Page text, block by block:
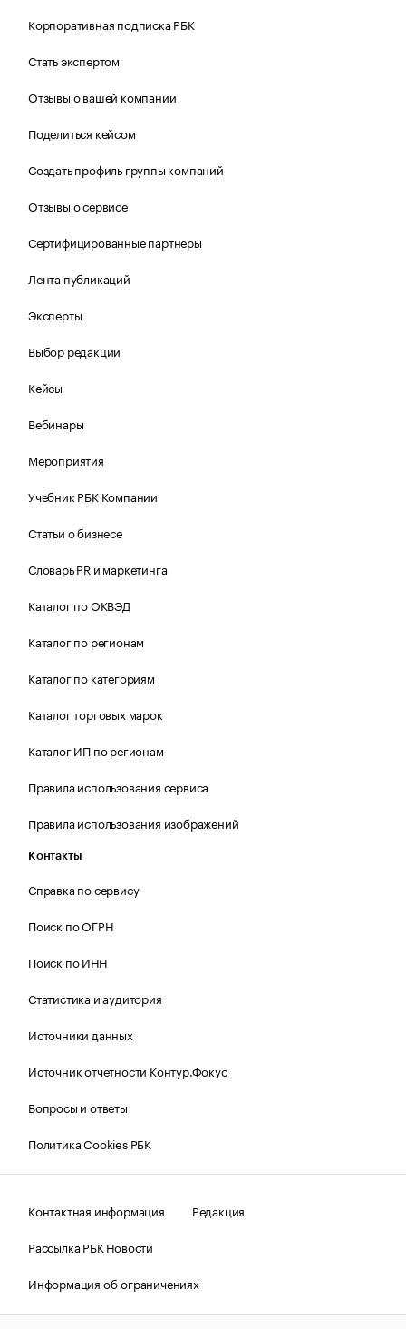
Корпоративная подписка РБК
Стать экспертом
Отзывы о вашей компании
Поделиться кейсом
Создать профиль группы компаний
Отзывы о сервисе
Сертифицированные партнеры
Лента публикаций
Эксперты
Выбор редакции
Кейсы
Вебинары
Мероприятия
Учебник РБК Компании
Статьи о бизнесе
Словарь PR и маркетинга
Каталог по ОКВЭД
Каталог по регионам
Каталог по категориям
Каталог торговых марок
Каталог ИП по регионам
Правила использования сервиса
Правила использования изображений
Контакты
Справка по сервису
Поиск по ОГРН
Поиск по ИНН
Статистика и аудитория
Источники данных
Источник отчетности Контур.Фокус
Вопросы и ответы
Политика Cookies РБК
Контактная информация
Редакция
Рассылка РБК Новости
Информация об ограничениях
Правовая информация
О соблюдении авторских прав